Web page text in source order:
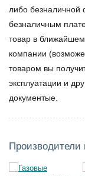
либо
безналичным
товар в
компании
товаром вы
эксплуатации и
документые.
Производители